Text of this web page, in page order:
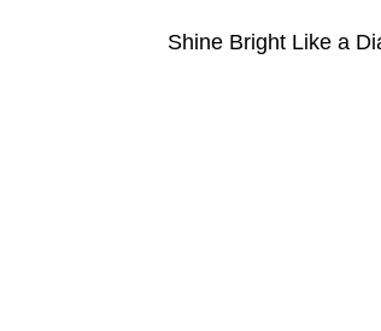
Shine Bright Like a